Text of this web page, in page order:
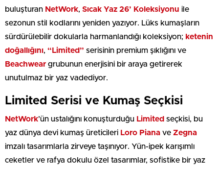
buluşturan NetWork, Sıcak Yaz 26’ Koleksiyonu ile
sezonun stil kodlarını yeniden yazıyor. Lüks kumaşların
sürdürülebilir dokularla harmanlandığı koleksiyon; ketenin
doğallığını, “Limited” serisinin premium şıklığını ve
Beachwear grubunun enerjisini bir araya getirerek
unutulmaz bir yaz vadediyor.
Limited Serisi ve Kumaş Seçkisi
NetWork’ün ustalığını konuşturduğu Limited seçkisi, bu
yaz dünya devi kumaş üreticileri Loro Piana ve Zegna
imzalı tasarımlarla zirveye taşınıyor. Yün-ipek karışımlı
ceketler ve rafya dokulu özel tasarımlar, sofistike bir yaz